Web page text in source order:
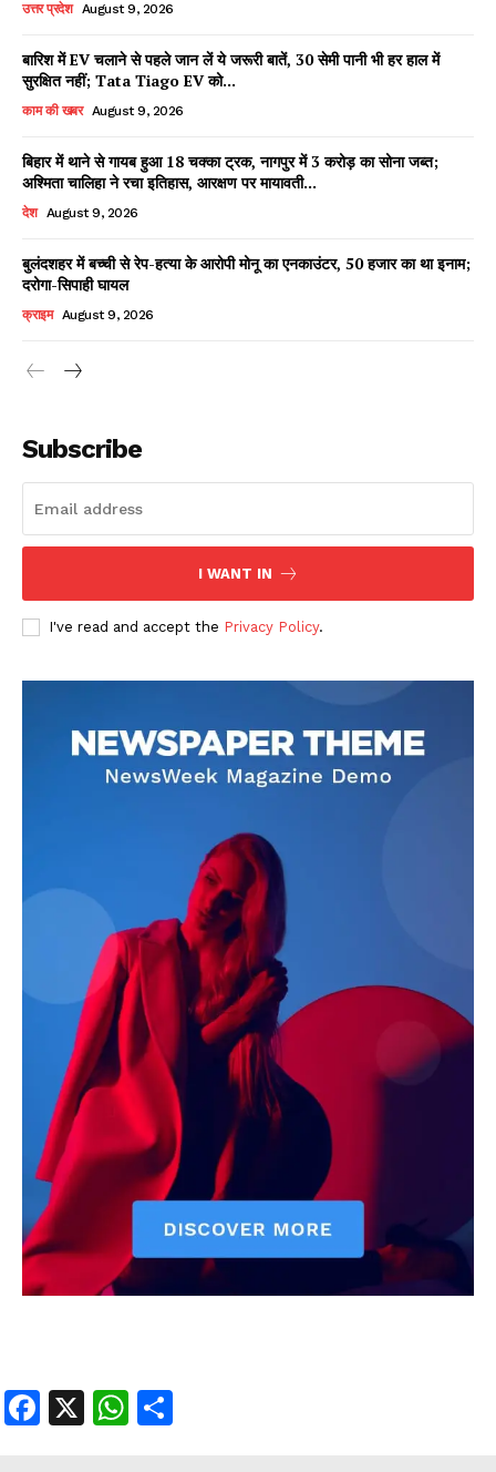
Facebook
X WhatsApp
Share
Read Latest News on AIN
DOWNLOAD NOW
AIN NEWS 1
Contact Us
About Us
Privacy Policy
Terms of Use Agreement
Facebook
X WhatsApp
Share
उत्तर प्रदेश August 9, 2026
बारिश में EV चलाने से पहले जान लें ये जरूरी बातें, 30 सेमी पानी भी हर हाल में
सुरक्षित नहीं; Tata Tiago EV को...
काम की खबर August 9, 2026
बिहार में थाने से गायब हुआ 18 चक्का ट्रक, नागपुर में 3 करोड़ का सोना जब्त;
अश्मिता चालिहा ने रचा इतिहास, आरक्षण पर मायावती...
देश August 9, 2026
बुलंदशहर में बच्ची से रेप-हत्या के आरोपी मोनू का एनकाउंटर, 50 हजार का था इनाम;
दरोगा-सिपाही घायल
क्राइम August 9, 2026
Subscribe
I WANT IN
I've read and accept the Privacy Policy.
Facebook
X WhatsApp